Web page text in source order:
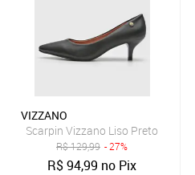
VIZZANO
Scarpin Vizzano Liso Preto
R$129,99 - 27%
R$94,99 no Pix